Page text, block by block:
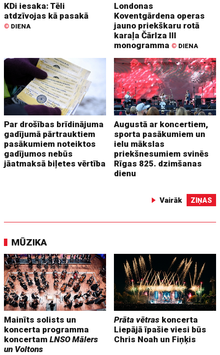
KDi iesaka: Tēli
atdzīvojas kā pasakā
© DIENA
Londonas
Koventgārdena operas
jauno priekškaru rotā
karaļa Čārlza III
monogramma © DIENA
Par drošības brīdinājuma
gadījumā pārtrauktiem
pasākumiem noteiktos
gadījumos nebūs
jāatmaksā biļetes vērtība
Augustā ar koncertiem,
sporta pasākumiem un
ielu mākslas
priekšnesumiem svinēs
Rīgas 825. dzimšanas
dienu
Vairāk ZIŅAS
MŪZIKA
Mainīts solists un
koncerta programma
koncertamLNSO Mālers
un Voltons
Prāta vētras koncerta
Liepājā īpašie viesi būs
Chris Noah un Fiņķis